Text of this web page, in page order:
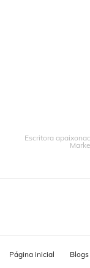
Escritora
Página inicial Blogs